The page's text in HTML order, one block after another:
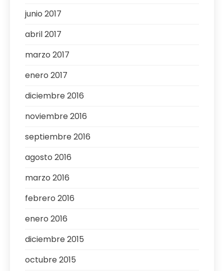
junio 2017
abril 2017
marzo 2017
enero 2017
diciembre 2016
noviembre 2016
septiembre 2016
agosto 2016
marzo 2016
febrero 2016
enero 2016
diciembre 2015
octubre 2015